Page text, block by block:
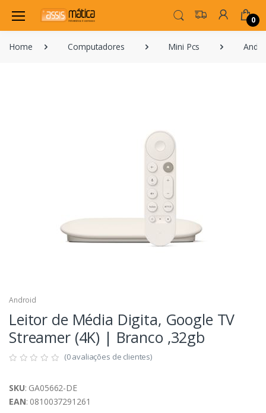
0
Home Computadores Mini Pcs
Android
Leitor de Média Digita, Google TV
Streamer (4K) | Branco ,32gb
(0 avaliações de clientes)
SKU: GA05662-DE
EAN: 0810037291261